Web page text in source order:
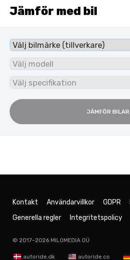
Jämför med bil
JÄMFÖR BILAR
Kontakt Användarvillkor GDPR
Generella regler
Integritetspolicy
© 2017–2026 MILOMEDIA OÜ
autoride.dk autoride.co